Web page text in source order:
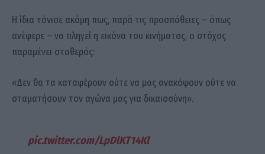
Η ίδια τόνισε ακόμη πως, παρά τις προσπάθειες – όπως
ανέφερε – να πληγεί η εικόνα του κινήματος, ο στόχος
παραμένει σταθερός:
«Δεν θα τα καταφέρουν ούτε να μας ανακόψουν ούτε να
σταματήσουν τον αγώνα μας για δικαιοσύνη».
pic.twitter.com/LpDlKT14Kl